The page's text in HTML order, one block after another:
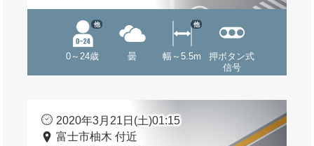
0～24歳
他
曇 幅～5.5m
他
押ボタン式
信号
2020年3月21日(土)01:15
富士市柚木 付近